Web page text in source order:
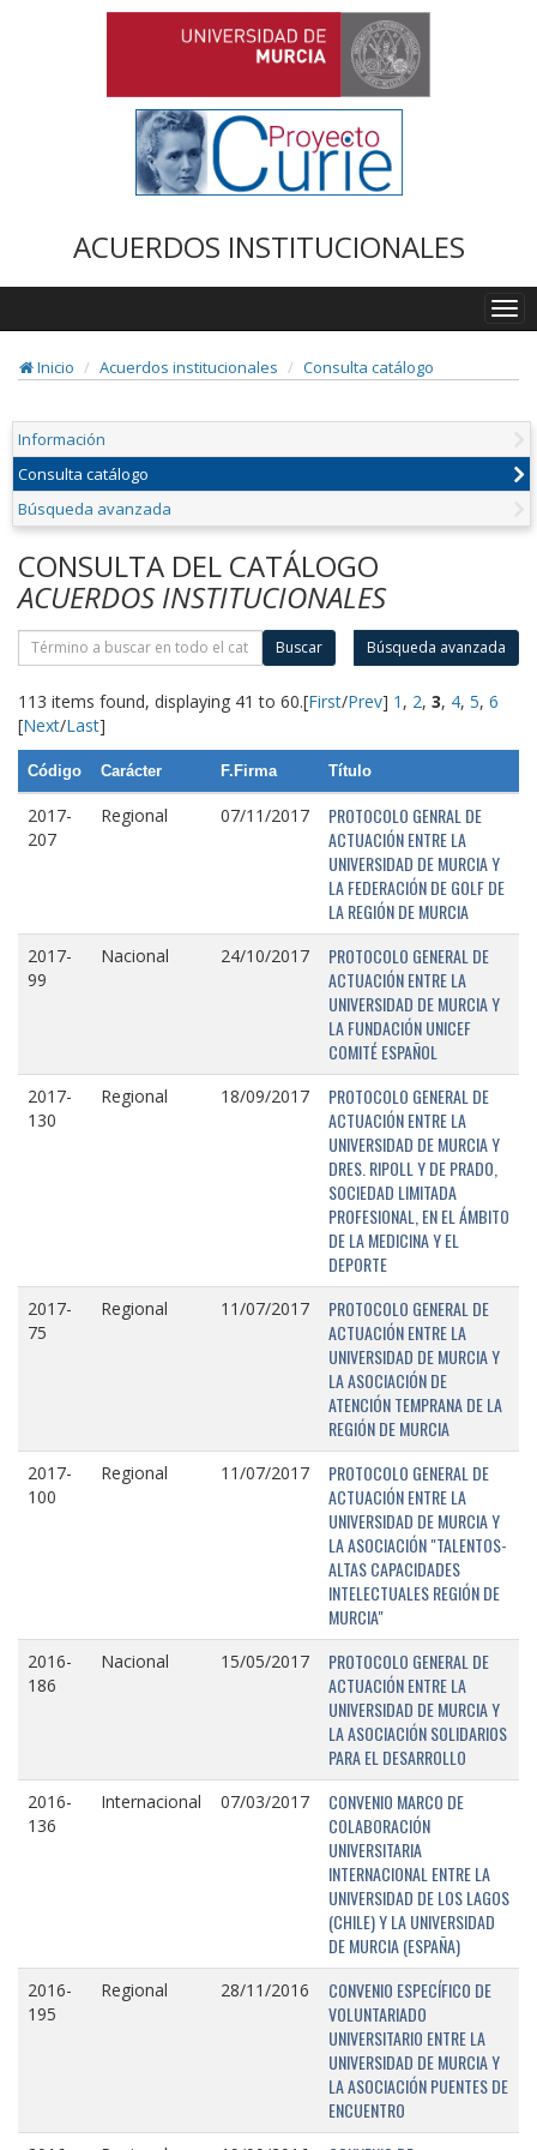
ACUERDOS INSTITUCIONALES
Inicio
Acuerdos institucionales Consulta catálogo
Información
Consulta catálogo
Búsqueda avanzada
CONSULTA DEL CATÁLOGO
ACUERDOS INSTITUCIONALES
Buscar Búsqueda avanzada
113 items found, displaying 41 to 60.[First/Prev] 1 , 2, 3, 4, 5, 6
[Next/Last]
Código Carácter F.Firma Título
2017-
207
Regional 07/11/2017
PROTOCOLO GENRAL DE
ACTUACIÓN ENTRE LA
UNIVERSIDAD DE MURCIA Y
LA FEDERACIÓN DE GOLF DE
LA REGIÓN DE MURCIA
2017-
99
Nacional 24/10/2017
PROTOCOLO GENERAL DE
ACTUACIÓN ENTRE LA
UNIVERSIDAD DE MURCIA Y
LA FUNDACIÓN UNICEF
COMITÉ ESPAÑOL
2017-
130
Regional 18/09/2017
PROTOCOLO GENERAL DE
ACTUACIÓN ENTRE LA
UNIVERSIDAD DE MURCIA Y
DRES. RIPOLL Y DE PRADO,
SOCIEDAD LIMITADA
PROFESIONAL, EN EL ÁMBITO
DE LA MEDICINA Y EL
DEPORTE
2017-
75
Regional 11/07/2017
PROTOCOLO GENERAL DE
ACTUACIÓN ENTRE LA
UNIVERSIDAD DE MURCIA Y
LA ASOCIACIÓN DE
ATENCIÓN TEMPRANA DE LA
REGIÓN DE MURCIA
2017-
100
Regional 11/07/2017
PROTOCOLO GENERAL DE
ACTUACIÓN ENTRE LA
UNIVERSIDAD DE MURCIA Y
LA ASOCIACIÓN "TALENTOS-
ALTAS CAPACIDADES
INTELECTUALES REGIÓN DE
MURCIA"
2016-
186
Nacional 15/05/2017
PROTOCOLO GENERAL DE
ACTUACIÓN ENTRE LA
UNIVERSIDAD DE MURCIA Y
LA ASOCIACIÓN SOLIDARIOS
PARA EL DESARROLLO
2016-
136
Internacional 07/03/2017
CONVENIO MARCO DE
COLABORACIÓN
UNIVERSITARIA
INTERNACIONAL ENTRE LA
UNIVERSIDAD DE LOS LAGOS
(CHILE) Y LA UNIVERSIDAD
DE MURCIA (ESPAÑA)
2016-
195
Regional 28/11/2016
CONVENIO ESPECÍFICO DE
VOLUNTARIADO
UNIVERSITARIO ENTRE LA
UNIVERSIDAD DE MURCIA Y
LA ASOCIACIÓN PUENTES DE
ENCUENTRO